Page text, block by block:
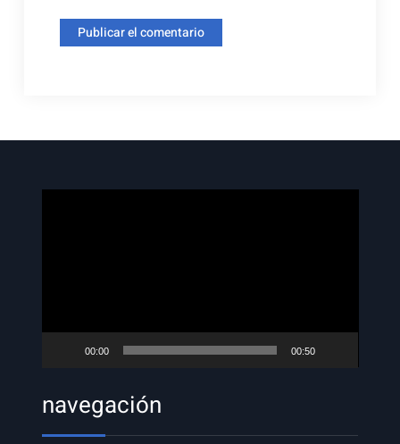
00:00 00:50
navegación